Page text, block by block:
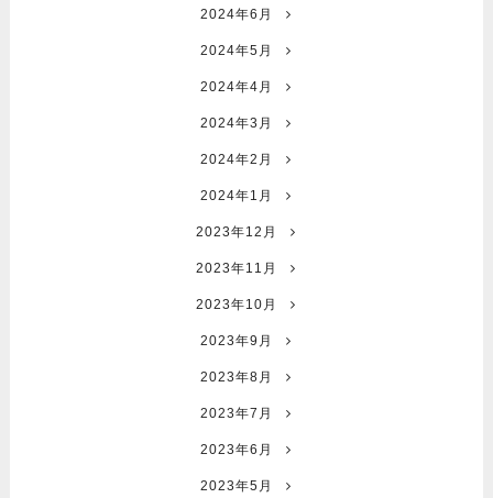
2024年6月
2024年5月
2024年4月
2024年3月
2024年2月
2024年1月
2023年12月
2023年11月
2023年10月
2023年9月
2023年8月
2023年7月
2023年6月
2023年5月